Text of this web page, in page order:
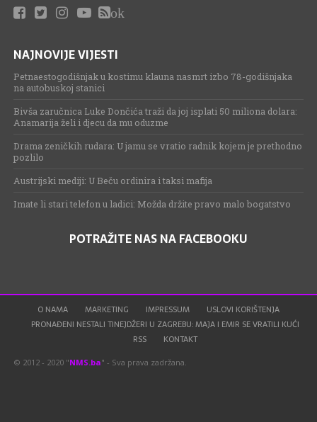
ok
NAJNOVIJE VIJESTI
Petnaestogodišnjak u kostimu klauna nasmrt izbo 78-godišnjaka
na autobuskoj stanici
Bivša zaručnica Luke Dončića traži da joj isplati 50 miliona dolara:
Anamarija želi i djecu da mu oduzme
Drama zeničkih rudara: U jamu se vratio radnik kojem je prethodno
pozlilo
Austrijski mediji: U Beču ordinira i taksi mafija
Imate li stari telefon u ladici: Možda držite pravo malo bogatstvo
POTRAŽITE NAS NA FACEBOOKU
O NAMA MARKETING IMPRESSUM
USLOVI KORIŠTENJA
PRONAĐENI NESTALI TINEJDŽERI U ZAGREBU: MAJA I EMIR SE VRATILI KUĆI
RSS
KONTAKT
© 2012 - 2020 "NMS.ba" - Sva prava zadržana.